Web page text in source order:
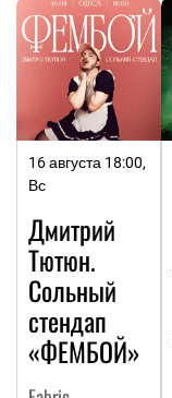
16 августа 18:00,
Вс
Дмитрий
Тютюн.
Сольный
стендап
«ФЕМБОЙ»